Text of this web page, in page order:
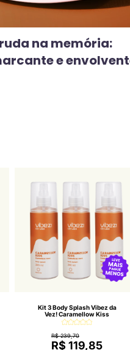
na memória:
e
Kit 3 Body Splash Vibez da
Vez! Caramellow Kiss
R$ 239,70
R$ 119,85